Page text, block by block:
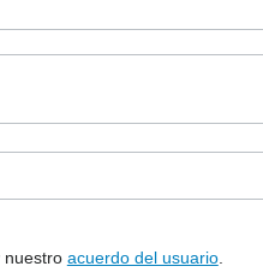
nuestro acuerdo del usuario.